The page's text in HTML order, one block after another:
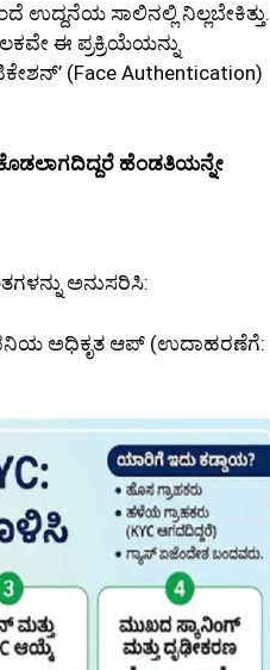
ಉದ್ದನೆಯ ಸಾಲಿನಲ್ಲಿ ನಿಲ್ಲಬೇಕಿತ್ತು.
ಈ ಪ್ರಕ್ರಿಯೆಯನ್ನು
(Face Authentication)
ಹೆಂಡತಿಯನ್ನೇ
ಅನುಸರಿಸಿ:
ಅಧಿಕೃತ ಆಪ್ (ಉದಾಹರಣೆಗೆ: